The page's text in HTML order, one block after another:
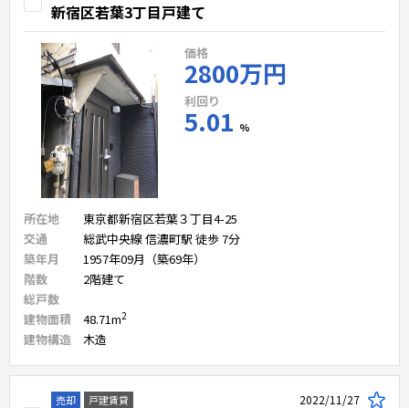
新宿区若葉3丁目戸建て
価格
2800万円
利回り
5.01 %
所在地
東京都新宿区若葉３丁目4-25
交通
総武中央線 信濃町駅 徒歩 7分
築年月
1957年09月（築69年）
階数
2階建て
総戸数
建物面積
48.71m2
建物構造 木造
売却 戸建賃貸 2022/11/27